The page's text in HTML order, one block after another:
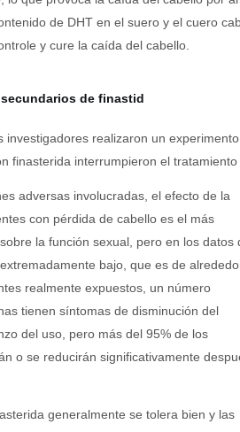
de DHT en el suero y el cuero
y cure la caída del cabello.
de finastid
investigadores realizaron un
finasterida interrumpieron el
adversas involucradas, el efecto de la
con pérdida de cabello es el más
la función sexual, pero en los datos
bajo, que es de
realmente expuestos, un número
tienen síntomas de disminución del
del uso, pero más del 95% de los
o se reducirán significativamente
generalmente se tolera bien y las